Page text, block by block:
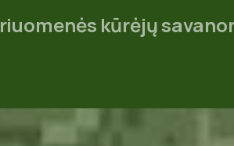
kūrėjų